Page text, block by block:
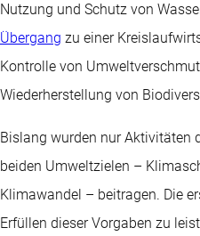
Nutzung und Schutz von
Übergang zu einer
Kontrolle von
Wiederherstellung von
Bislang wurden nur Aktivitäten
beiden Umweltzielen –
Klimawandel – beitragen. Die
Erfüllen dieser Vorgaben zu